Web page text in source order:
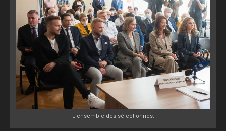
L'ensemble des sélectionnés.